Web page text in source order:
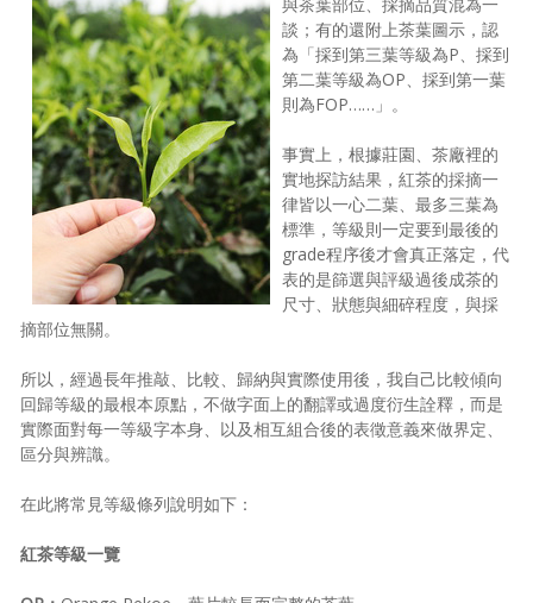
與茶葉部位、採摘品質混為一
談；有的還附上茶葉圖示，認
為「採到第三葉等級為P、採到
第二葉等級為OP、採到第一葉
則為FOP……」。
事實上，根據莊園、茶廠裡的
實地探訪結果，紅茶的採摘一
律皆以一心二葉、最多三葉為
標準，等級則一定要到最後的
grade程序後才會真正落定，代
表的是篩選與評級過後成茶的
尺寸、狀態與細碎程度，與採
摘部位無關。
所以，經過長年推敲、比較、歸納與實際使用後，我自己比較傾向
回歸等級的最根本原點，不做字面上的翻譯或過度衍生詮釋，而是
實際面對每一等級字本身、以及相互組合後的表徵意義來做界定、
區分與辨識。
在此將常見等級條列說明如下：
紅茶等級一覽